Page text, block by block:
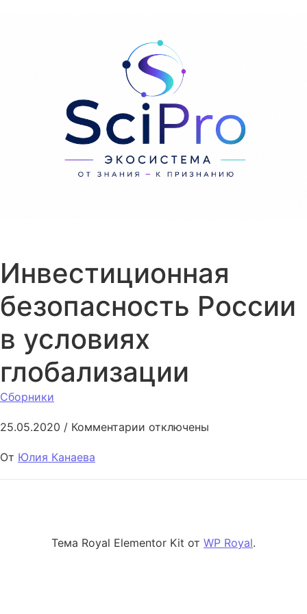
Инвестиционная
безопасность России
в условиях
глобализации
Сборники
25.05.2020 / Комментарии к записи Инвестиционная
отключены
От Юлия Канаева
Тема Royal Elementor Kit от WP Royal.